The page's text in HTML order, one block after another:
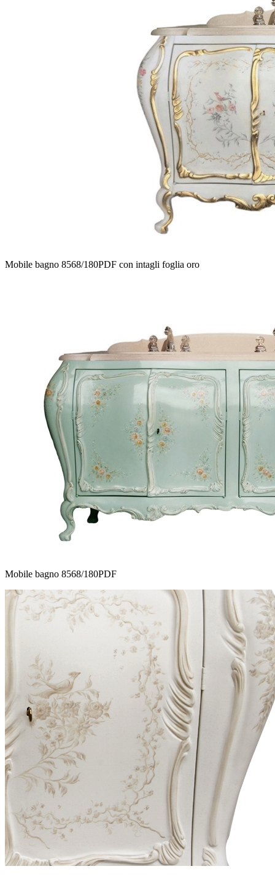
Mobile bagno 8568/180PDF con intagli foglia oro
Mobile bagno 8568/180PDF